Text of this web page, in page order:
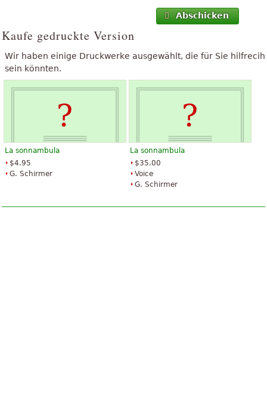
Abschicken
Kaufe gedruckte Version
Wir haben einige Druckwerke ausgewählt, die für Sie hilfrecih
sein könnten.
La sonnambula
$4.95
G. Schirmer
La sonnambula
$35.00
Voice
G. Schirmer